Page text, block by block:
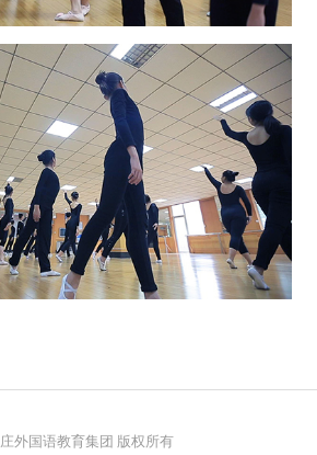
外国语教育集团 版权所有